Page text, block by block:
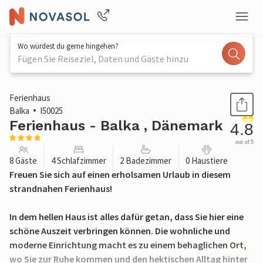
Wo würdest du gerne hingehen?
Fügen Sie Reiseziel, Daten und Gäste hinzu
1 / 34
Ferienhaus
Balka
I50025
Ferienhaus - Balka , Dänemark 4.8
out of 5
8 Gäste 4 Schlafzimmer 2 Badezimmer 0 Haustiere
Freuen Sie sich auf einen erholsamen Urlaub in diesem
strandnahen Ferienhaus!
In dem hellen Haus ist alles dafür getan, dass Sie hier eine
schöne Auszeit verbringen können. Die wohnliche und
moderne Einrichtung macht es zu einem behaglichen Ort,
wo Sie zur Ruhe kommen und den hektischen Alltag hinter